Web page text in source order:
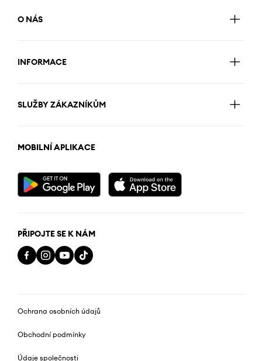
O NÁS
INFORMACE
SLUŽBY ZÁKAZNÍKŮM
MOBILNÍ APLIKACE
PŘIPOJTE SE K NÁM
Ochrana osobních údajů
Obchodní podmínky
Údaje společnosti